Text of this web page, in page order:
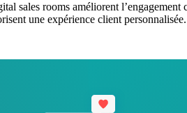
sales rooms améliorent l’engagement
une expérience client personnalisée.